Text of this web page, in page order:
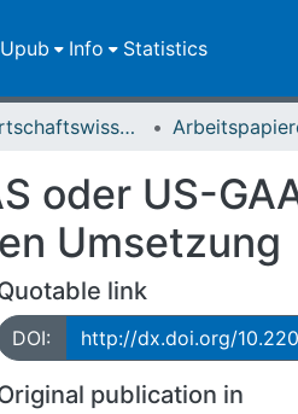
Info Statistics
FB 02 - Wirtschaftswissenschaften
oder US-
Umsetzung
link
DOI: http://dx.doi.org/
publication in